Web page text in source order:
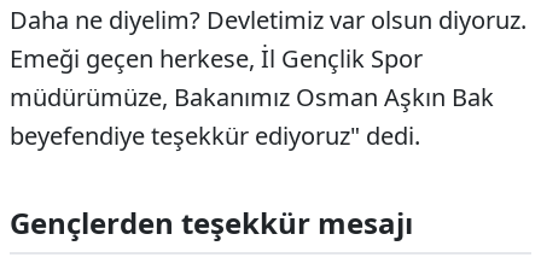
Daha ne diyelim? Devletimiz var olsun diyoruz.
Emeği geçen herkese, İl Gençlik Spor
müdürümüze, Bakanımız Osman Aşkın Bak
beyefendiye teşekkür ediyoruz" dedi.
Gençlerden teşekkür mesajı